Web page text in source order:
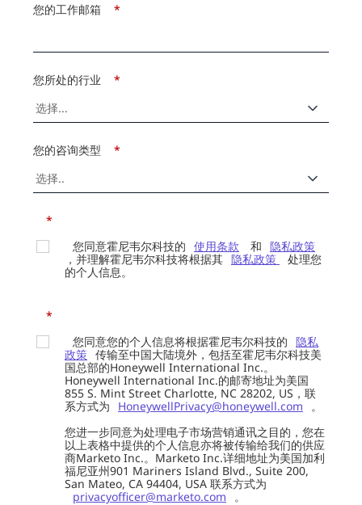
*
您的工作邮箱
*
您所处的行业
*
您的咨询类型
*
您同意霍尼韦尔科技的 使用条款 和 隐私政策
，并理解霍尼韦尔科技将根据其 隐私政策
处理您
的个人信息。
*
您同意您的个人信息将根据霍尼韦尔科技的 隐私
政策 传输至中国大陆境外，包括至霍尼韦尔科技美
国总部的Honeywell International Inc.。
Honeywell International Inc.的邮寄地址为美国
855 S. Mint Street Charlotte, NC 28202, US，联
系方式为
HoneywellPrivacy@honeywell.com
。
您进一步同意为处理电子市场营销通讯之目的，您在
以上表格中提供的个人信息亦将被传输给我们的供应
商Marketo Inc.。Marketo Inc.详细地址为美国加利
福尼亚州901 Mariners Island Blvd., Suite 200,
San Mateo, CA 94404, USA 联系方式为
privacyofficer@marketo.com
。